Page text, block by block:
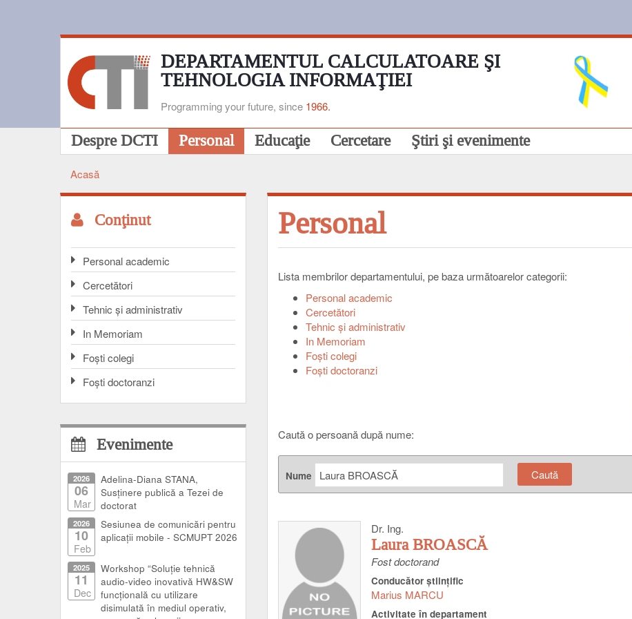
DEPARTAMENTUL CALCULATOARE ŞI
TEHNOLOGIA INFORMAŢIEI
Programming your future, since 1966.
Navigare
principală
Despre DCTI Personal Educaţie Cercetare Ştiri şi evenimente
Breadcrumb
Acasă
Conţinut
Personal academic
Cercetători
Tehnic și administrativ
In Memoriam
Foşti colegi
Foşti doctoranzi
Personal
Lista membrilor departamentului, pe baza următoarelor categorii:
Personal academic
Cercetători
Tehnic şi administrativ
In Memoriam
Foşti colegi
Foşti doctoranzi
Caută o persoană după nume:
Nume
Dr. Ing.
Laura BROASCĂ
Fost doctorand
Conducător ştiinţific
Marius MARCU
Activitate în departament
Evenimente
2026
06
Mar
Adelina-Diana STANA,
Susținere publică a Tezei de
doctorat
2026
10
Feb
Sesiunea de comunicări pentru
aplicații mobile - SCMUPT 2026
2025
11
Dec
Workshop “Soluție tehnică
audio-video inovativă HW&SW
funcțională cu utilizare
disimulată în mediul operativ,